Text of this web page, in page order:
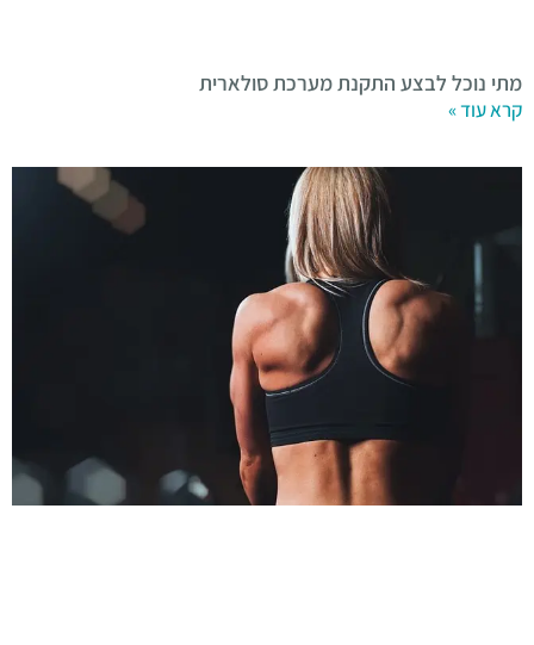
מתי נוכל לבצע התקנת מערכת סולארית
קרא עוד »